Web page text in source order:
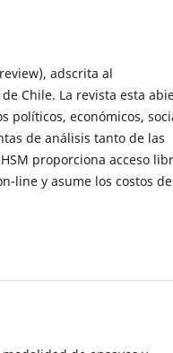
adscrita al
Chile. La revista esta
políticos, económicos,
de análisis tanto de las
proporciona acceso
line y asume los costos de